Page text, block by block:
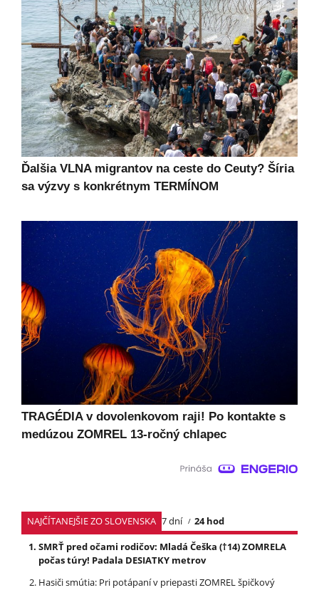
Ďalšia VLNA migrantov na ceste do Ceuty? Šíria
sa výzvy s konkrétnym TERMÍNOM
TRAGÉDIA v dovolenkovom raji! Po kontakte s
medúzou ZOMREL 13-ročný chlapec
NAJČÍTANEJŠIE ZO SLOVENSKA 7 dní
24 hod
SMRŤ pred očami rodičov: Mladá Češka (†14) ZOMRELA
počas túry! Padala DESIATKY metrov
Hasiči smútia: Pri potápaní v priepasti ZOMREL špičkový